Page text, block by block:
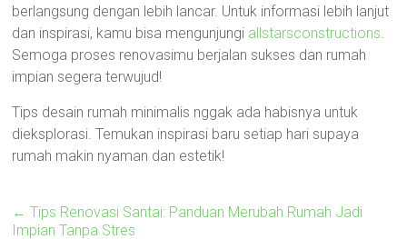
berlangsung dengan lebih lancar. Untuk informasi lebih lanjut
dan inspirasi, kamu bisa mengunjungi allstarsconstructions.
Semoga proses renovasimu berjalan sukses dan rumah
impian segera terwujud!
Tips desain rumah minimalis nggak ada habisnya untuk
dieksplorasi. Temukan inspirasi baru setiap hari supaya
rumah makin nyaman dan estetik!
← Tips Renovasi Santai: Panduan Merubah Rumah Jadi
Impian Tanpa Stres